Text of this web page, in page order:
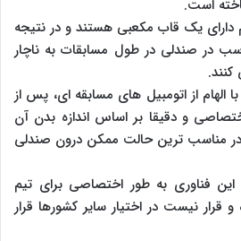
است.
یک قاب مکعبی هستند و در نتیجه
در صندلی در طول مسابقات به ناچار
الهام از اتومبیل های مسابقه ای، پس از
و دقیقا بر اساس اندازه بدن آن
مناسب ترین حالت ممکن درون صندلی
این فناوری به طور اختصاصی برای تیم
قرار نیست در اختیار سایر کشورها قرار